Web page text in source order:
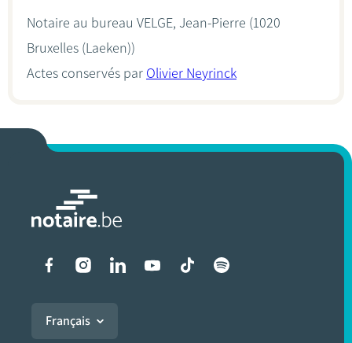
Notaire au bureau VELGE, Jean-Pierre (1020
Bruxelles (Laeken))
Actes conservés par Olivier Neyrinck
Liens vers les réseaux
Français